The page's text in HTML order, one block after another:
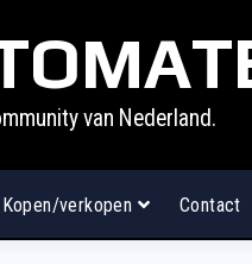
van Nederland.
Kopen/verkopen Contact